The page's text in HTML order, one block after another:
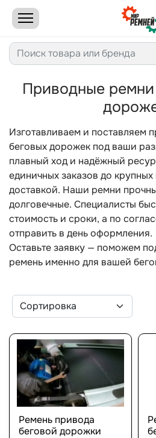
Приводные
Изготавливаем и поставляем
беговых дорожек под ваши
плавный ход и надёжный
единичных заказов до
доставкой. Наши ремни
долговечные. Специалисты
стоимость и сроки, а по
отправить в день оформления.
Оставьте заявку — поможем
ремень именно для вашей
Ремень привода
беговой дорожки